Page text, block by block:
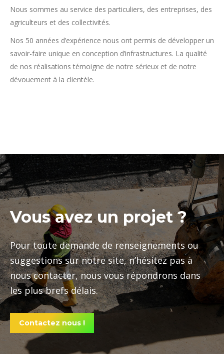
Nous sommes au service des particuliers, des entreprises, des
agriculteurs et des collectivités.
Nos 50 années d’expérience nous ont permis de développer un
savoir-faire unique en conception d’infrastructures. La qualité
de nos réalisations témoigne de notre sérieux et de notre
dévouement à la clientèle.
Vous avez un projet ?
Pour toute demande de renseignements ou
suggestions sur notre site, n’hésitez pas à
nous contacter, nous vous répondrons dans
les plus brefs délais.
Contactez nous !